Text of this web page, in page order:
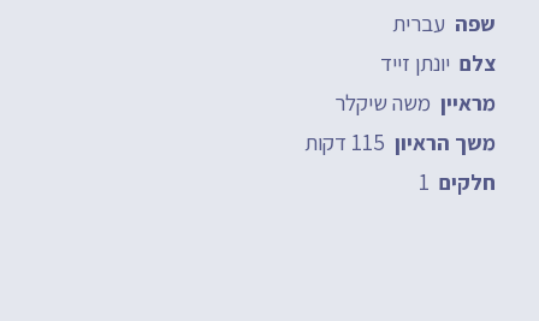
שפה עברית
צלם יונתן זייד
מראיין משה שיקלר
משך הראיון
חלקים